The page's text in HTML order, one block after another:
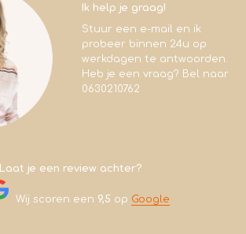
Ik help je graag!
Stuur een e-mail en ik
probeer binnen 24u op
werkdagen te antwoorden.
Heb je een vraag? Bel naar
0630210762
Laat je een review achter?
Wij scoren een 9,5 op Google